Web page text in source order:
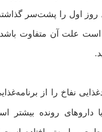
روز اول را پشت‌سر
است علت آن متفاوت باشد.
نفاخ را از
داروهای رونده بیشتر